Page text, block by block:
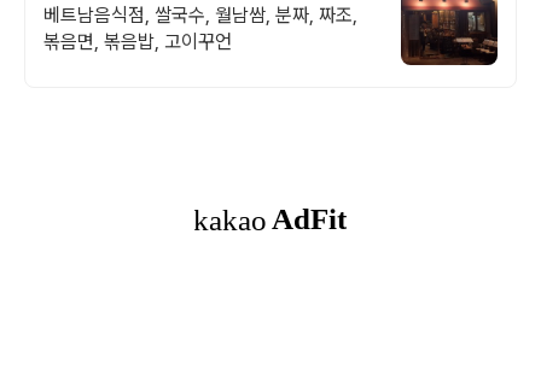
베트남음식점, 쌀국수, 월남쌈, 분짜, 짜조,
볶음면, 볶음밥, 고이꾸언